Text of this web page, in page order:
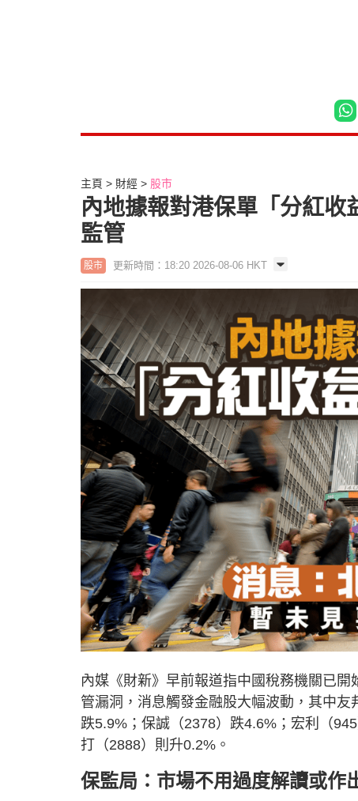
主頁 財經 股市
內地據報對港保單「分紅
監管
股市 更新時間：18:20 2026-08-06 HKT
內媒《財新》早前報道指中國稅務機關已
管漏洞，消息觸發金融股大幅波動，其中
跌5.9%；保誠（2378）跌4.6%；宏利（
打（2888）則升0.2%。
保監局：市場不用過度解讀或作